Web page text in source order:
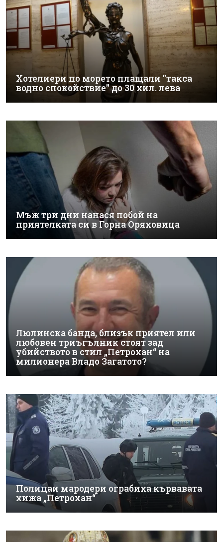
Хотелиери по морето плащали "такса
водно спокойствие" до 30 хил. лева
Мъж три дни нанася побой на
приятелката си в Горна Оряховица
Люлинска банда, близък приятел или
любовен триъгълник стоят зад
убийството в стил „Петрохан“ на
милионера Владо Загатото?
Полицаи мародери ограбиха кървавата
хижа „Петрохан“